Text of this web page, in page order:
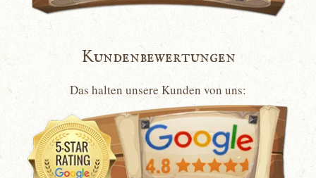
Kundenbewertungen
Das halten unsere Kunden von uns: